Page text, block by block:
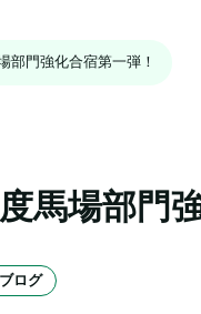
部門強化合宿第一弾！
馬場部門
ログ